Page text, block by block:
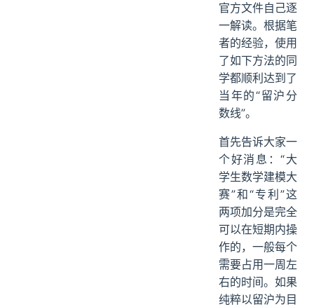
官方文件自己逐
一解读。根据笔
者的经验，使用
了如下方法的同
学都顺利达到了
当年的“留沪分
数线”。
首先告诉大家一
个好消息：“大
学生数学建模大
赛”和“专利”这
两项加分是完全
可以在短期内操
作的，一般每个
需要占用一周左
右的时间。如果
纯粹以留沪为目